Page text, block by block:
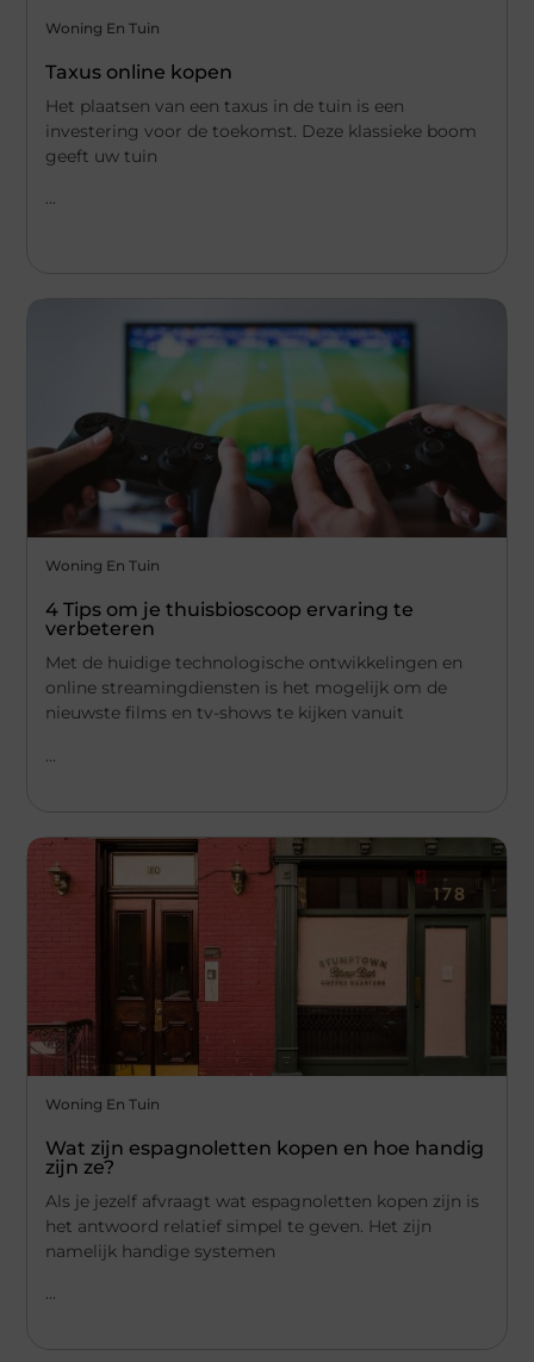
Woning En Tuin
Taxus online kopen
Het plaatsen van een taxus in de tuin is een
investering voor de toekomst. Deze klassieke boom
geeft uw tuin
...
Woning En Tuin
4 Tips om je thuisbioscoop ervaring te
verbeteren
Met de huidige technologische ontwikkelingen en
online streamingdiensten is het mogelijk om de
nieuwste films en tv-shows te kijken vanuit
...
Woning En Tuin
Wat zijn espagnoletten kopen en hoe handig
zijn ze?
Als je jezelf afvraagt wat espagnoletten kopen zijn is
het antwoord relatief simpel te geven. Het zijn
namelijk handige systemen
...